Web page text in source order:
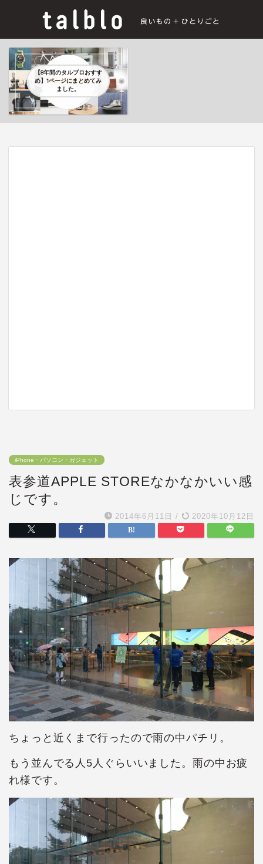
【8年間のタルブロおすす
め】1ページにまとめてみ
ました。
iPhone・パソコン・ガジェット
表参道APPLE STOREなかなかいい感
じです。
2014年6月11日 / 2020年10月12日
ちょっと近くまで行ったので雨の中パチリ。
もう並んでる人5人ぐらいいました。雨の中お疲
れ様です。